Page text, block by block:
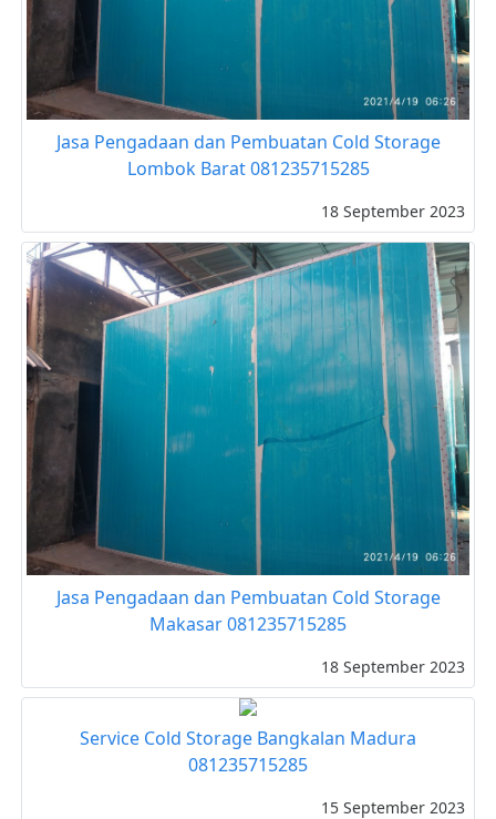
Jasa Pengadaan dan Pembuatan Cold Storage
Lombok Barat 081235715285
18 September 2023
Jasa Pengadaan dan Pembuatan Cold Storage
Makasar 081235715285
18 September 2023
Service Cold Storage Bangkalan Madura
081235715285
15 September 2023